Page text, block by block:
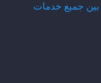
جميع خدمات